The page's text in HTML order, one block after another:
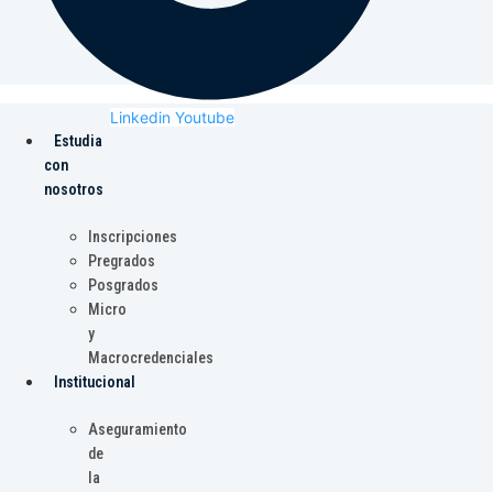
Linkedin Youtube
Estudia
con
nosotros
Inscripciones
Pregrados
Posgrados
Micro
y
Macrocredenciales
Institucional
Aseguramiento
de
la